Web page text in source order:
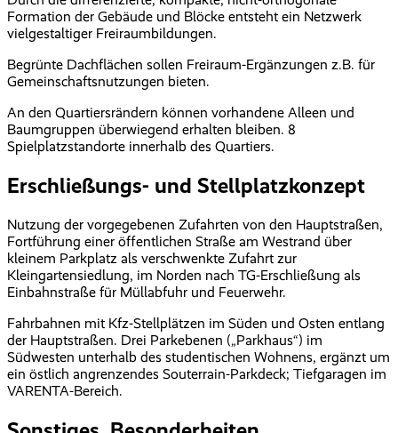
Formation der Gebäude und Blöcke entsteht ein Netzwerk
vielgestaltiger Freiraumbildungen.
Begrünte Dachflächen sollen Freiraum-Ergänzungen z.B. für
Gemeinschaftsnutzungen bieten.
An den Quartiersrändern können vorhandene Alleen und
Baum­gruppen überwiegend erhalten bleiben. 8
Spielplatzstandorte innerhalb des Quartiers.
Erschließungs- und Stellplatzkonzept
Nutzung der vorgegebenen Zufahrten von den Hauptstraßen,
Fortführung einer öffentlichen Straße am Westrand über
kleinem Parkplatz als verschwenkte Zufahrt zur
Kleingartensiedlung, im Norden nach TG-Erschließung als
Einbahnstraße für Müllabfuhr und Feuerwehr.
Fahrbahnen mit Kfz-Stellplätzen im Süden und Osten entlang
der Hauptstraßen. Drei Parkebenen („Parkhaus“) im
Südwesten unterhalb des studentischen Wohnens, ergänzt um
ein östlich angrenzendes Souterrain-Parkdeck; Tiefgaragen im
VARENTA-Bereich.